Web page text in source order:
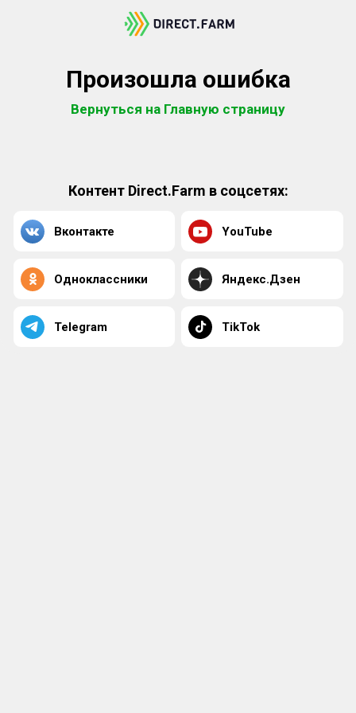
Произошла ошибка
Вернуться на Главную страницу
Контент Direct.Farm в соцсетях:
Вконтакте YouTube
Одноклассники Яндекс.Дзен
Telegram TikTok